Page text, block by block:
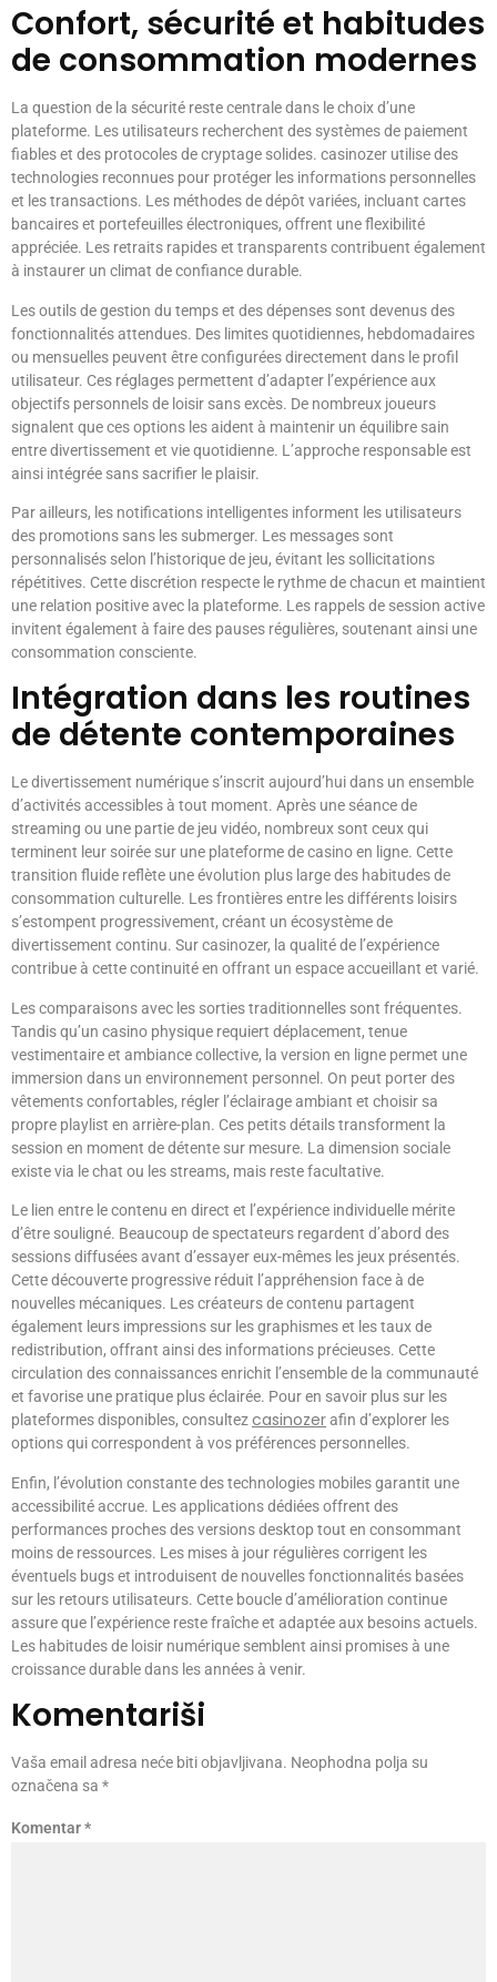
Confort, sécurité et habitudes
de consommation modernes
La question de la sécurité reste centrale dans le choix d’une
plateforme. Les utilisateurs recherchent des systèmes de paiement
fiables et des protocoles de cryptage solides. casinozer utilise des
technologies reconnues pour protéger les informations personnelles
et les transactions. Les méthodes de dépôt variées, incluant cartes
bancaires et portefeuilles électroniques, offrent une flexibilité
appréciée. Les retraits rapides et transparents contribuent également
à instaurer un climat de confiance durable.
Les outils de gestion du temps et des dépenses sont devenus des
fonctionnalités attendues. Des limites quotidiennes, hebdomadaires
ou mensuelles peuvent être configurées directement dans le profil
utilisateur. Ces réglages permettent d’adapter l’expérience aux
objectifs personnels de loisir sans excès. De nombreux joueurs
signalent que ces options les aident à maintenir un équilibre sain
entre divertissement et vie quotidienne. L’approche responsable est
ainsi intégrée sans sacrifier le plaisir.
Par ailleurs, les notifications intelligentes informent les utilisateurs
des promotions sans les submerger. Les messages sont
personnalisés selon l’historique de jeu, évitant les sollicitations
répétitives. Cette discrétion respecte le rythme de chacun et maintient
une relation positive avec la plateforme. Les rappels de session active
invitent également à faire des pauses régulières, soutenant ainsi une
consommation consciente.
Intégration dans les routines
de détente contemporaines
Le divertissement numérique s’inscrit aujourd’hui dans un ensemble
d’activités accessibles à tout moment. Après une séance de
streaming ou une partie de jeu vidéo, nombreux sont ceux qui
terminent leur soirée sur une plateforme de casino en ligne. Cette
transition fluide reflète une évolution plus large des habitudes de
consommation culturelle. Les frontières entre les différents loisirs
s’estompent progressivement, créant un écosystème de
divertissement continu. Sur casinozer, la qualité de l’expérience
contribue à cette continuité en offrant un espace accueillant et varié.
Les comparaisons avec les sorties traditionnelles sont fréquentes.
Tandis qu’un casino physique requiert déplacement, tenue
vestimentaire et ambiance collective, la version en ligne permet une
immersion dans un environnement personnel. On peut porter des
vêtements confortables, régler l’éclairage ambiant et choisir sa
propre playlist en arrière-plan. Ces petits détails transforment la
session en moment de détente sur mesure. La dimension sociale
existe via le chat ou les streams, mais reste facultative.
Le lien entre le contenu en direct et l’expérience individuelle mérite
d’être souligné. Beaucoup de spectateurs regardent d’abord des
sessions diffusées avant d’essayer eux-mêmes les jeux présentés.
Cette découverte progressive réduit l’appréhension face à de
nouvelles mécaniques. Les créateurs de contenu partagent
également leurs impressions sur les graphismes et les taux de
redistribution, offrant ainsi des informations précieuses. Cette
circulation des connaissances enrichit l’ensemble de la communauté
et favorise une pratique plus éclairée. Pour en savoir plus sur les
plateformes disponibles, consultezcasinozerafin d’explorer les
options qui correspondent à vos préférences personnelles.
Enfin, l’évolution constante des technologies mobiles garantit une
accessibilité accrue. Les applications dédiées offrent des
performances proches des versions desktop tout en consommant
moins de ressources. Les mises à jour régulières corrigent les
éventuels bugs et introduisent de nouvelles fonctionnalités basées
sur les retours utilisateurs. Cette boucle d’amélioration continue
assure que l’expérience reste fraîche et adaptée aux besoins actuels.
Les habitudes de loisir numérique semblent ainsi promises à une
croissance durable dans les années à venir.
Komentariši
Vaša email adresa neće biti objavljivana. Neophodna polja su
označena sa *
Komentar*